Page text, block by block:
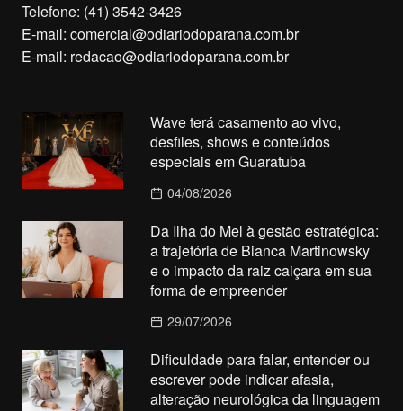
Telefone: (41) 3542-3426
E-mail: comercial@odiariodoparana.com.br
E-mail: redacao@odiariodoparana.com.br
Wave terá casamento ao vivo,
desfiles, shows e conteúdos
especiais em Guaratuba
04/08/2026
Da Ilha do Mel à gestão estratégica:
a trajetória de Bianca Martinowsky
e o impacto da raiz caiçara em sua
forma de empreender
29/07/2026
Dificuldade para falar, entender ou
escrever pode indicar afasia,
alteração neurológica da linguagem